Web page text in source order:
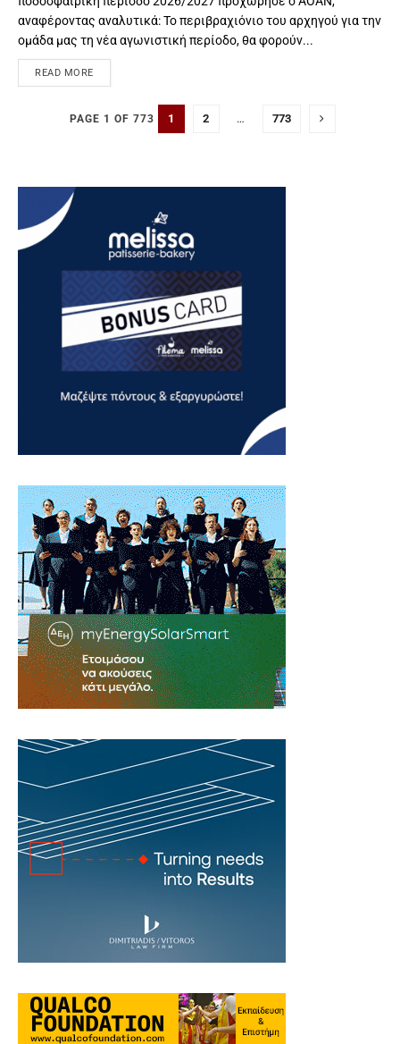
αναφέροντας αναλυτικά: Το περιβραχιόνιο του αρχηγού για την
ομάδα μας τη νέα αγωνιστική περίοδο, θα φορούν...
READ MORE
PAGE 1 OF 773 1 2 … 773